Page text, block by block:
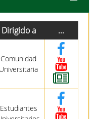
Dirigido a ...
Comunidad
Universitaria
Estudiantes